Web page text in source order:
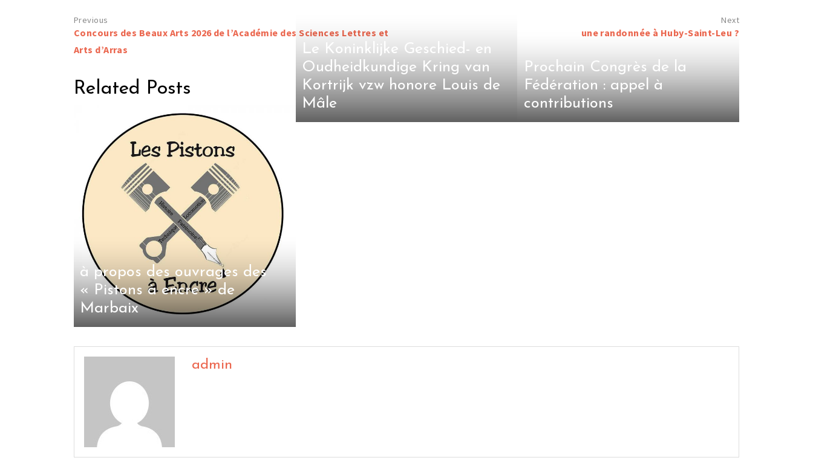
Navigation
de
Concours des Beaux Arts 2026 de l’Académie des Sciences Lettres et
Arts d’Arras
une randonnée à Huby-Saint-Leu ?
Related Posts
à propos des ouvrages des
« Pistons à encre » de
Marbaix
Le Koninklijke Geschied- en
Oudheidkundige Kring van
Kortrijk vzw honore Louis de
Mâle
Prochain Congrès de la
Fédération : appel à
contributions
admin